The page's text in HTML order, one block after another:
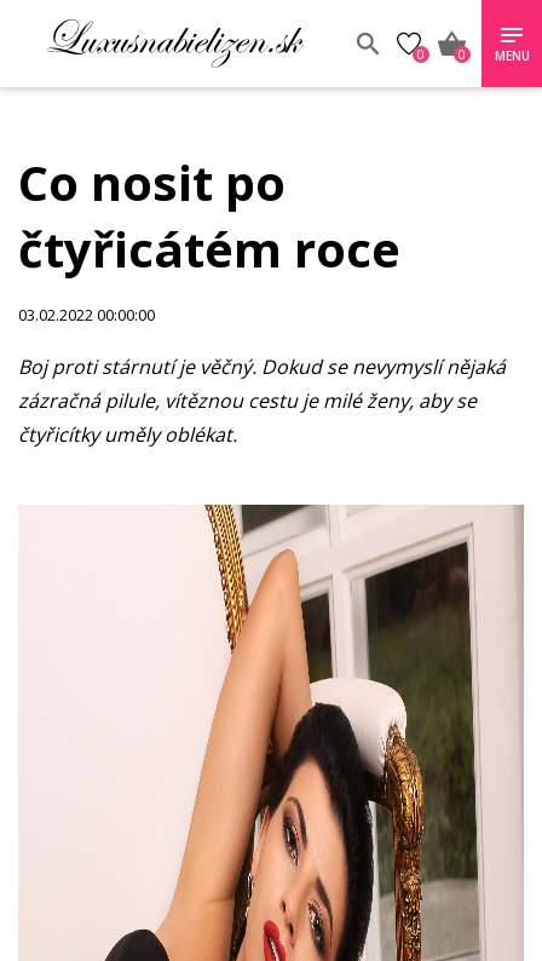
0 0 MENU
Co nosit po
čtyřicátém roce
03.02.2022 00:00:00
Boj proti stárnutí je věčný. Dokud se nevymyslí nějaká
zázračná pilule, vítěznou cestu je milé ženy, aby se
čtyřicítky uměly oblékat.